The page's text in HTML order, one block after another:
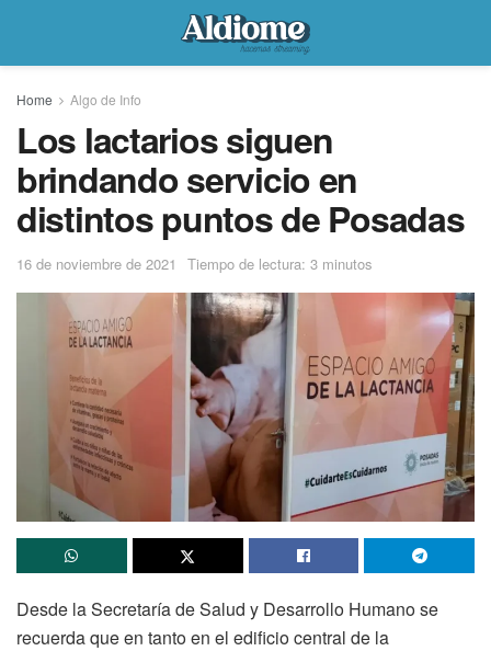
Home Algo de Info
Los lactarios siguen
brindando servicio en
distintos puntos de Posadas
16 de noviembre de 2021 Tiempo de lectura: 3 minutos
Desde la Secretaría de Salud y Desarrollo Humano se
recuerda que en tanto en el edificio central de la